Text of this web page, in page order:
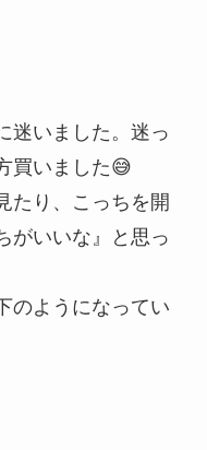
迷いました。迷っ
買いました😅
たり、こっちを開
がいいな』と思っ
のようになってい